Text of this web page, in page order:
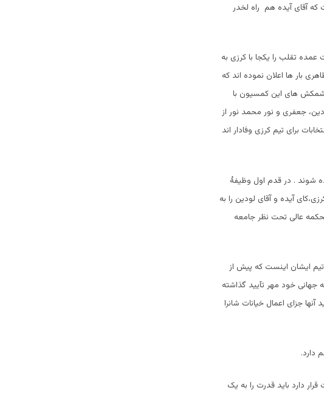
آقای آیده هم راه لخدر
تقلب را یکجا با کرزی به
بار ها اعلان نموده اند که
کشمکش های این کمسیون با
جعفری و نور محمد نور از
برای تیم کرزی وفادار اند
شوند . در قدم اول وظیفۀ
آیده و آقای لودین را به
عالی تحت نظر جامعه
ایشان اینست که پیش از
جهانی خود مهر تآیید گذاشته
جزای اعمال خیانات شانرا
دارد.
دارد باید قدرت را به یک